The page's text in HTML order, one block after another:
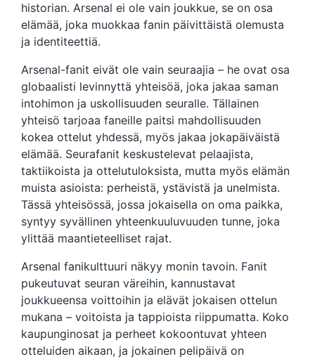
historian. Arsenal ei ole vain joukkue, se on osa
elämää, joka muokkaa fanin päivittäistä olemusta
ja identiteettiä.
Arsenal-fanit eivät ole vain seuraajia – he ovat osa
globaalisti levinnyttä yhteisöä, joka jakaa saman
intohimon ja uskollisuuden seuralle. Tällainen
yhteisö tarjoaa faneille paitsi mahdollisuuden
kokea ottelut yhdessä, myös jakaa jokapäiväistä
elämää. Seurafanit keskustelevat pelaajista,
taktiikoista ja ottelutuloksista, mutta myös elämän
muista asioista: perheistä, ystävistä ja unelmista.
Tässä yhteisössä, jossa jokaisella on oma paikka,
syntyy syvällinen yhteenkuuluvuuden tunne, joka
ylittää maantieteelliset rajat.
Arsenal fanikulttuuri näkyy monin tavoin. Fanit
pukeutuvat seuran väreihin, kannustavat
joukkueensa voittoihin ja elävät jokaisen ottelun
mukana – voitoista ja tappioista riippumatta. Koko
kaupunginosat ja perheet kokoontuvat yhteen
otteluiden aikaan, ja jokainen pelipäivä on